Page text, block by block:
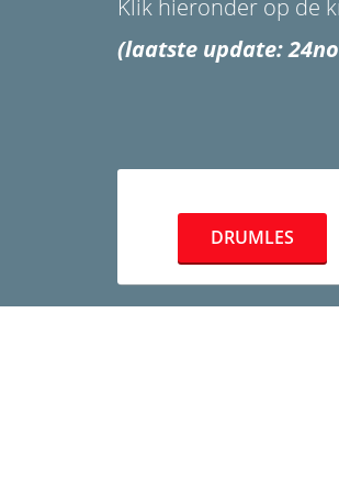
Klik hieronder op de
(laatste update:
DRUMLES